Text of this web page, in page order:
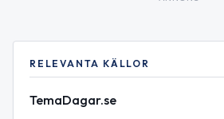
RELEVANTA KÄLLOR
TemaDagar.se